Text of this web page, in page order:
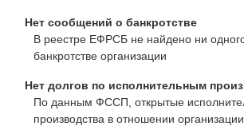
Нет сообщений о банкротстве
В реестре ЕФРСБ не найдено ни
банкротстве организации
Нет долгов по исполнительным
По данным ФССП, открытые
производства в отношении